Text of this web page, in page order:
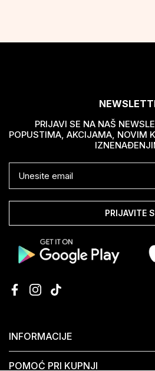
INFORMACIJE
POMOĆ PRI KUPNJI
PRIJAVI SE NA NAŠ
POPUSTIMA, AKCIJAMA, NOVIM
PRIJAVITE